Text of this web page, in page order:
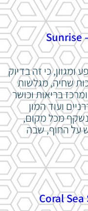
סאנרייז דיאמונד ביץ' ריזורט – Sunrise
כי זה בדיוק
שחיה, מגלשות
בריאות וכושר
ועוד המון
מכל מקום,
על החוף, שבה